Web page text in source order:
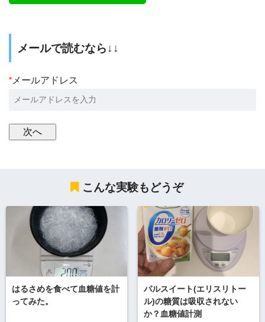
メールで読むなら↓↓
* メールアドレス
こんな実験もどうぞ
はるさめを食べて血糖値を計
ってみた。
パルスイート(エリスリトー
ル)の糖質は吸収されない
か？血糖値計測